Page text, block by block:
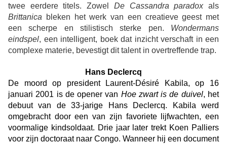
twee eerdere titels. Zowel De Cassandra paradoxals
Brittanica bleken het werk van een creatieve geest met
een scherpe en stilistisch sterke pen. Wondermans
eindspel, een intelligent, boek dat inzicht verschaft in een
complexe materie, bevestigt dit talent in overtreffende trap.
Hans Declercq
De moord op president Laurent-Désiré Kabila, op 16
januari 2001 is de opener van Hoe zwart is de duivel, het
debuut van de 33-jarige Hans Declercq. Kabila werd
omgebracht door een van zijn favoriete lijfwachten, een
voormalige kindsoldaat. Drie jaar later trekt Koen Palliers
voor zijn doctoraat naar Congo. Wanneer hij een document